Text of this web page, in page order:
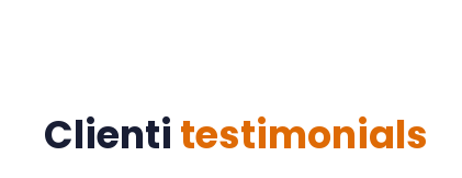
Clienti testimonials